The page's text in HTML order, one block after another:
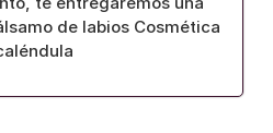
de labios Cosmética